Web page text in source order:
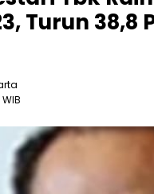
Turun 38,8